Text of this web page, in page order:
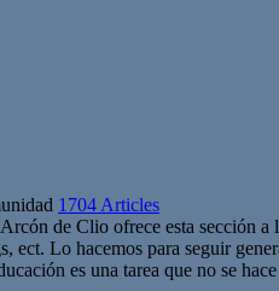
1704 Articles
de Clio ofrece esta sección
ect. Lo hacemos para seguir
es una tarea que no se